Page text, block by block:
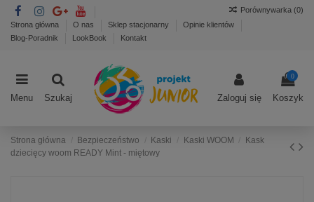
Strona główna O nas Sklep stacjonarny
Opinie klientów
Blog-Poradnik
LookBook Kontakt
Porównywarka (0)
Menu Szukaj Zaloguj się
0
Koszyk
Strona główna Bezpieczeństwo Kaski Kaski WOOM
Kask
dziecięcy woom READY Mint - miętowy